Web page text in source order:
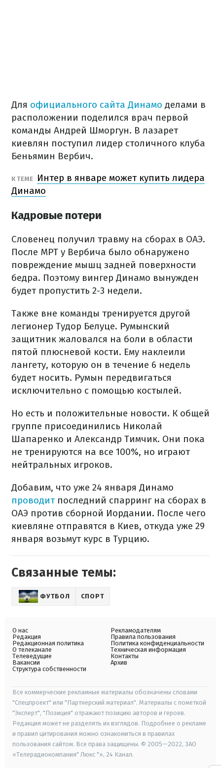
Для официального сайта Динамо делами в
расположении поделился врач первой
команды Андрей Шморгун. В лазарет
киевлян поступил лидер столичного клуба
Беньямин Вербич.
К ТЕМЕ
Интер в январе может купить лидера
Динамо
Кадровые потери
Словенец получил травму на сборах в ОАЭ.
После МРТ у Вербича было обнаружено
повреждение мышц задней поверхности
бедра. Поэтому вингер Динамо вынужден
будет пропустить 2-3 недели.
Также вне команды тренируется другой
легионер Тудор Белуце. Румынский
защитник жаловался на боли в области
пятой плюсневой кости. Ему наклеили
лангету, которую он в течение 6 недель
будет носить. Румын передвигаться
исключительно с помощью костылей.
Но есть и положительные новости. К общей
группе присоединились Николай
Шапаренко и Александр Тимчик. Они пока
не тренируются на все 100%, но играют
нейтральных игроков.
Добавим, что уже 24 января Динамо
проводит последний спарринг на сборах в
ОАЭ против сборной Иордании. После чего
киевляне отправятся в Киев, откуда уже 29
января возьмут курс в Турцию.
Связанные темы:
ФУТБОЛ СПОРТ
О нас
Редакция
Редакционная политика
О телеканале
Телеведущие
Вакансии
Структура собственности
Рекламодателям
Правила пользования
Политика конфиденциальности
Техническая информация
Контакты
Архив
Все коммерческие рекламные материалы обозначены словами
"Спецпроект" или "Партнерский материал". Материалы с пометкой
"Эксперт", "Позиция" отражают позицию авторов и героев.
Редакция может не разделять их взглядов. Подробнее о рекламе
и правил цитирования можно ознакомиться в правилах
пользования сайтом. Все права защищены. © 2005—2022, ЗАО
«Телерадиокомпания" Люкс "», 24 Канал.